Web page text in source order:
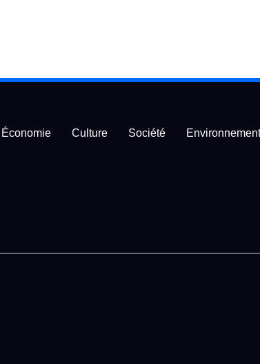
Économie Culture Société Environnement